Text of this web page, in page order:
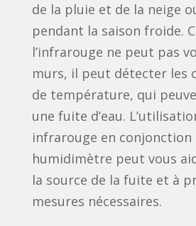
de la pluie et de la neige
pendant la saison froide.
l’infrarouge ne peut pas
murs, il peut détecter les
de température, qui
une fuite d’eau.
infrarouge en conjonction
humidimètre peut vous
la source de la fuite et à
mesures nécessaires.